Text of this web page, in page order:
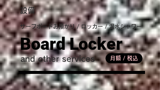
設備
サーフボードお預かり / ロッカー / 温水シャワー
Board Locker
and other services 月額 / 税込